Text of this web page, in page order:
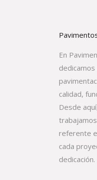
En
calidad,
Desde
referente
cada
dedicación.